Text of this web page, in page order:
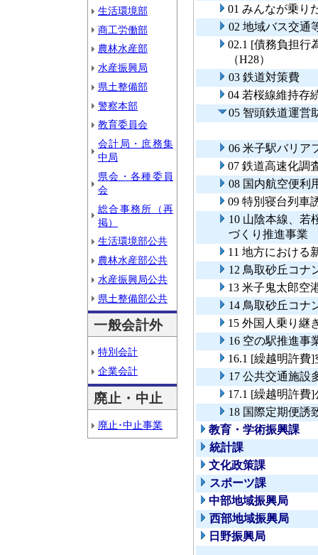
生活環境部
商工労働部
農林水産部
水産振興局
県土整備部
警察本部
教育委員会
会計局・庶務集
中局
県会・各種委員
会
総合事務所（再
掲）
生活環境部公共
農林水産部公共
水産振興局公共
県土整備部公共
一般会計外
特別会計
企業会計
廃止・中止
廃止･中止事業
01 みんなが乗り
02 地域バス交通
02.1 [債務負担行
（H28）
03 鉄道対策費
04 若桜線維持存
05 智頭鉄道運営
06 米子駅バリア
07 鉄道高速化調
08 国内航空便利
09 特別寝台列
10 山陰本線、若
づくり推進事
11 地方における
12 鳥取砂丘コナ
13 米子鬼太郎空
14 鳥取砂丘コナ
15 外国人乗り継
16 空の駅推進事
16.1 [繰越明許費
17 公共交通施設
17.1 [繰越明許費
18 国際定期便誘
教育・学術振興課
統計課
文化政策課
スポーツ課
中部地域振興局
西部地域振興局
日野振興局